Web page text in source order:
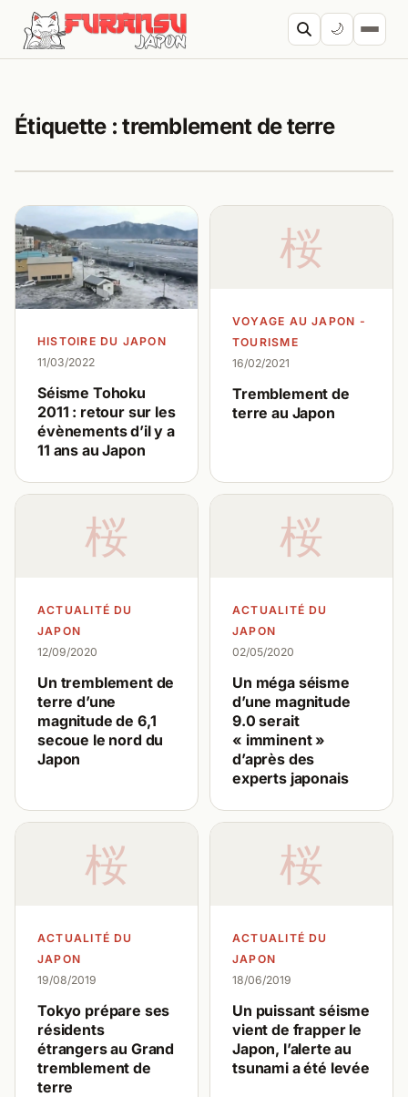
Aller au contenu
🌙
Étiquette :tremblement de terre
HISTOIRE DU JAPON
11/03/2022
Séisme Tohoku
2011 : retour sur les
évènements d’il y a
11 ans au Japon
桜
VOYAGE AU JAPON -
TOURISME
16/02/2021
Tremblement de
terre au Japon
桜
ACTUALITÉ DU
JAPON
12/09/2020
Un tremblement de
terre d’une
magnitude de 6,1
secoue le nord du
Japon
桜
ACTUALITÉ DU
JAPON
02/05/2020
Un méga séisme
d’une magnitude
9.0 serait
« imminent »
d’après des
experts japonais
桜
ACTUALITÉ DU
JAPON
19/08/2019
Tokyo prépare ses
résidents
étrangers au Grand
tremblement de
terre
桜
ACTUALITÉ DU
JAPON
18/06/2019
Un puissant séisme
vient de frapper le
Japon, l’alerte au
tsunami a été levée